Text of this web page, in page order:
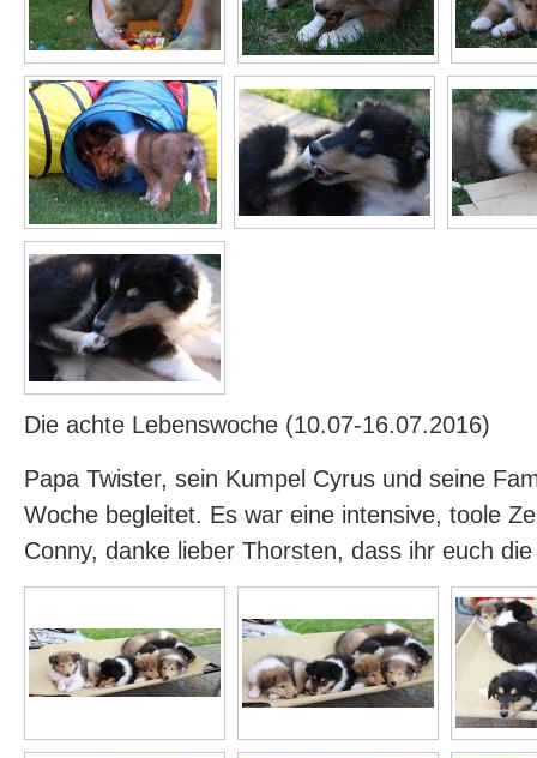
Die achte Lebenswoche (10.07-16.07.2016)
Papa Twister, sein Kumpel Cyrus und seine
Woche begleitet. Es war eine intensive, toole
Conny, danke lieber Thorsten, dass ihr euch